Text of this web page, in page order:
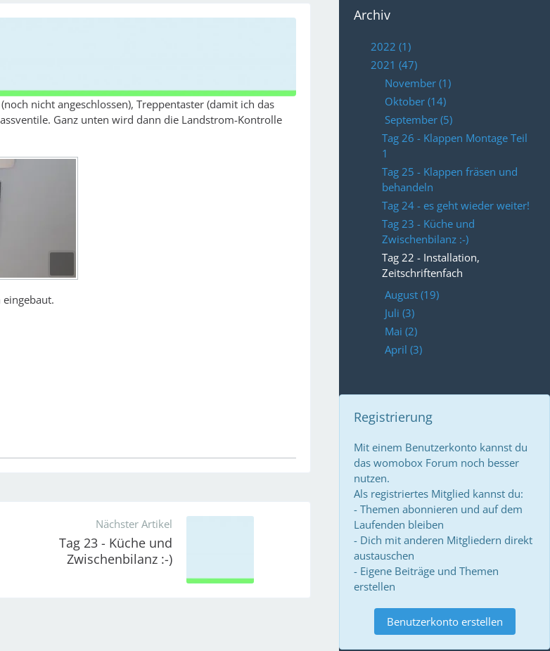
nicht angeschlossen), Treppentaster (damit ich das
Ganz unten wird dann die Landstrom-Kontrolle
Nächster Artikel
Tag 23 - Küche und
Zwischenbilanz :-)
Archiv
2022 (1)
2021 (47)
November (1)
Oktober (14)
September (5)
Tag 26 - Klappen Montage Teil
1
Tag 25 - Klappen fräsen und
behandeln
Tag 24 - es geht wieder weiter!
Tag 23 - Küche und
Zwischenbilanz :-)
Tag 22 - Installation,
Zeitschriftenfach
August (19)
Juli (3)
Mai (2)
April (3)
Registrierung
Mit einem Benutzerkonto kannst du
das womobox Forum noch besser
nutzen.
Als registriertes Mitglied kannst du:
- Themen abonnieren und auf dem
Laufenden bleiben
- Dich mit anderen Mitgliedern direkt
austauschen
- Eigene Beiträge und Themen
erstellen
Benutzerkonto erstellen